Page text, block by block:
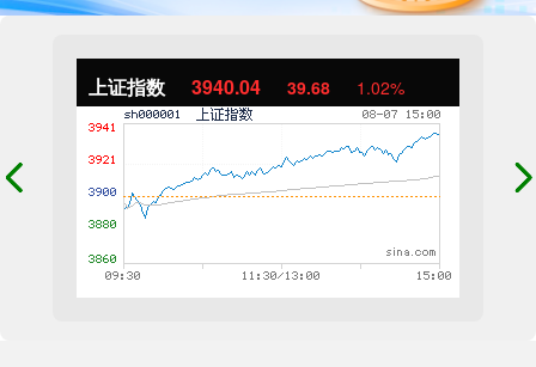
上证指数 3940.04 39.68 1.02%